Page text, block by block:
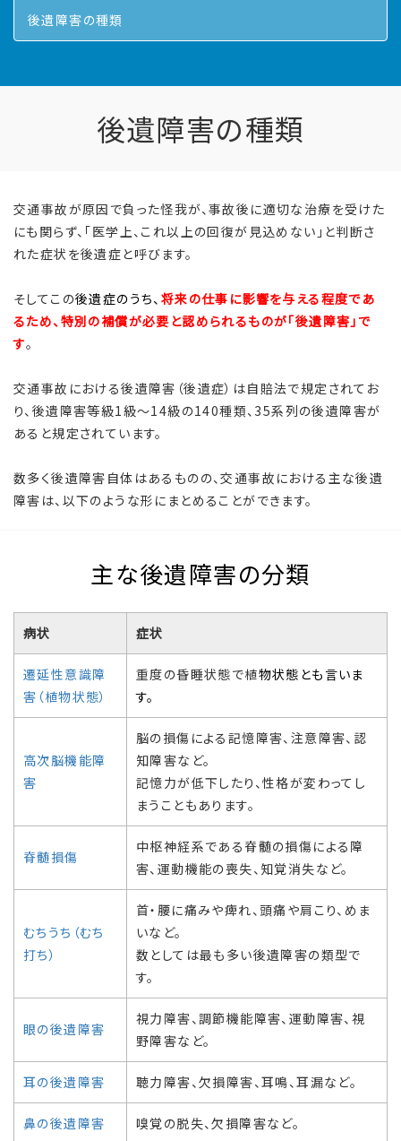
後遺障害の種類
後遺障害の種類
交通事故が原因で負った怪我が、事故後に適切な治療を受けた
にも関らず、「医学上、これ以上の回復が見込めない」と判断さ
れた症状を後遺症と呼びます。
そしてこの後遺症のうち、 将来の仕事に影響を与える程度であ
るため、特別の補償が必要と認められるものが「後遺障害」で
す。
交通事故における後遺障害（後遺症）は自賠法で規定されてお
り、後遺障害等級1級～14級の140種類、35系列の後遺障害が
あると規定されています。
数多く後遺障害自体はあるものの、交通事故における主な後遺
障害は、以下のような形にまとめることができます。
主な後遺障害の分類
病状 症状
遷延性意識障
害（植物状態）
重度の昏睡状態で植物状態とも言いま
す。
高次脳機能障
害
脳の損傷による記憶障害、注意障害、認
知障害など。
記憶力が低下したり、性格が変わってし
まうこともあります。
脊髄損傷
中枢神経系である脊髄の損傷による障
害、運動機能の喪失、知覚消失など。
むちうち（むち
打ち）
首・腰に痛みや痺れ、頭痛や肩こり、めま
いなど。
数としては最も多い後遺障害の類型で
す。
眼の後遺障害
視力障害、調節機能障害、運動障害、視
野障害など。
耳の後遺障害 聴力障害、欠損障害、耳鳴、耳漏など。
鼻の後遺障害 嗅覚の脱失、欠損障害など。